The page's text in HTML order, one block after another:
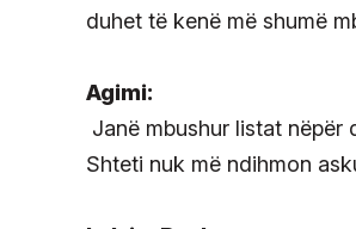
duhet të kenë më shumë
Agimi:
Janë mbushur listat
Shteti nuk më ndihmon